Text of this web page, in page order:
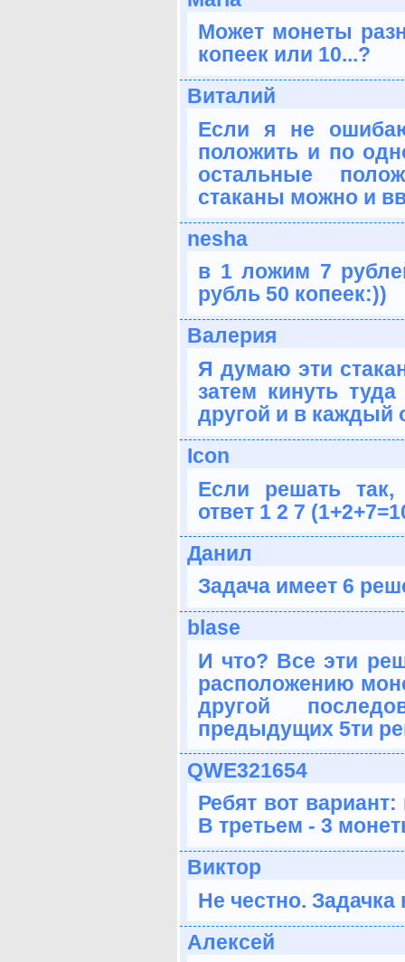
Может монеты
копеек или 10...?
Виталий
Если я не
положить и по
остальные
стаканы можно и
nesha
в 1 ложим 7
рубль 50 копеек:))
Валерия
Я думаю эти
затем кинуть
другой и в каждый
Icon
Если решать так,
ответ 1 2 7
Данил
Задача имеет 6
blase
И что? Все эти
расположению
другой
предыдущих 5ти
QWE321654
Ребят вот
В третьем - 3
Виктор
Не честно. Задачка
Алексей